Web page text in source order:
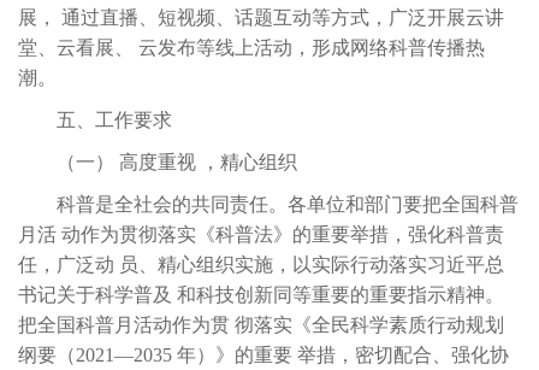
展， 通过直播、短视频、话题互动等方式，广泛开展云讲
堂、云看展、 云发布等线上活动，形成网络科普传播热
潮。
五、工作要求
（一） 高度重视 ，精心组织
科普是全社会的共同责任。各单位和部门要把全国科普
月活 动作为贯彻落实《科普法》的重要举措，强化科普责
任，广泛动 员、精心组织实施，以实际行动落实习近平总
书记关于科学普及 和科技创新同等重要的重要指示精神。
把全国科普月活动作为贯 彻落实《全民科学素质行动规划
纲要（2021—2035 年）》的重要 举措，密切配合、强化协